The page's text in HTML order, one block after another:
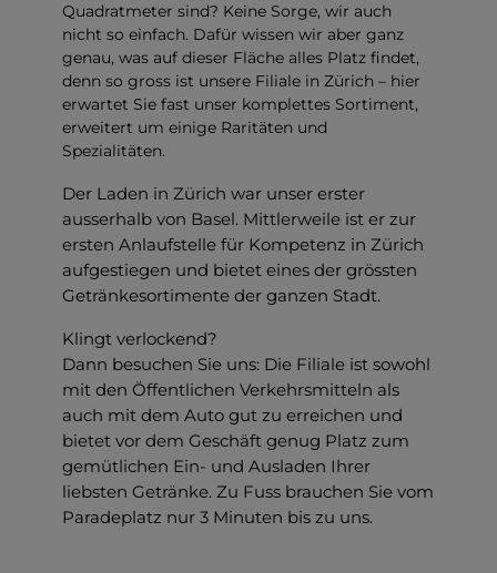
Quadratmeter sind? Keine Sorge, wir auch
nicht so einfach. Dafür wissen wir aber ganz
genau, was auf dieser Fläche alles Platz findet,
denn so gross ist unsere Filiale in Zürich – hier
erwartet Sie fast unser komplettes Sortiment,
erweitert um einige Raritäten und
Spezialitäten.
Der Laden in Zürich war unser erster
ausserhalb von Basel. Mittlerweile ist er zur
ersten Anlaufstelle für Kompetenz in Zürich
aufgestiegen und bietet eines der grössten
Getränkesortimente der ganzen Stadt.
Klingt verlockend?
Dann besuchen Sie uns: Die Filiale ist sowohl
mit den Öffentlichen Verkehrsmitteln als
auch mit dem Auto gut zu erreichen und
bietet vor dem Geschäft genug Platz zum
gemütlichen Ein- und Ausladen Ihrer
liebsten Getränke. Zu Fuss brauchen Sie vom
Paradeplatz nur 3 Minuten bis zu uns.